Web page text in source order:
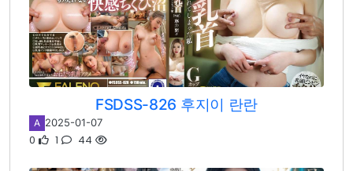
FSDSS-826 후지이 란란
A 2025-01-07
0 1 44